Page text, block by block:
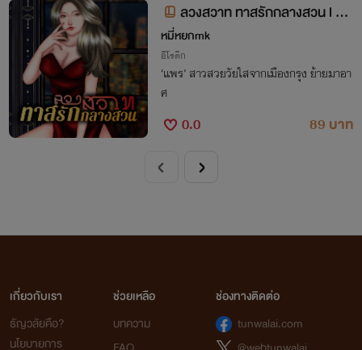
ลวงสวาท ทาสรักกลางสวน l P
WP/SM
หมี่หยกmk
อีโรติก
‘แพร’ สาวสวยวัยใสจากเมืองกรุง ย้ายมาอา
ศ
0.0 89 บาท
เกี่ยวกับเรา
ธัญวลัยคือ?
นโยบายการ
ช่วยเหลือ
บทความ
ช่องทางติดต่อ
tunwalai.com